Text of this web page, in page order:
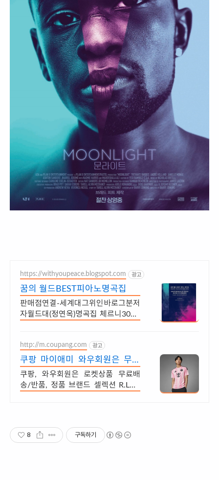
https://withyoupeace.blogspot.com 광고
꿈의 월드BEST피아노명곡집
판매점연결-세계대그위인바로그분저
자월드대(정연옥)명곡집 체르니30&4
http://m.coupang.com 광고
쿠팡 마이애미 와우회원은 무제
한 무료배송
쿠팡, 와우회원은 로켓상품 무료배
송/반품, 정품 브랜드 셀렉션 R.LUX
8 구독하기